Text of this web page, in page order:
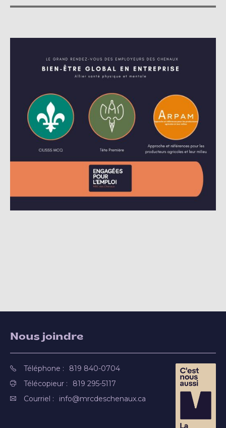
Nous joindre
Téléphone :
819 840-0704
Télécopieur :
819 295-5117
Courriel :
info@mrcdeschenaux.ca